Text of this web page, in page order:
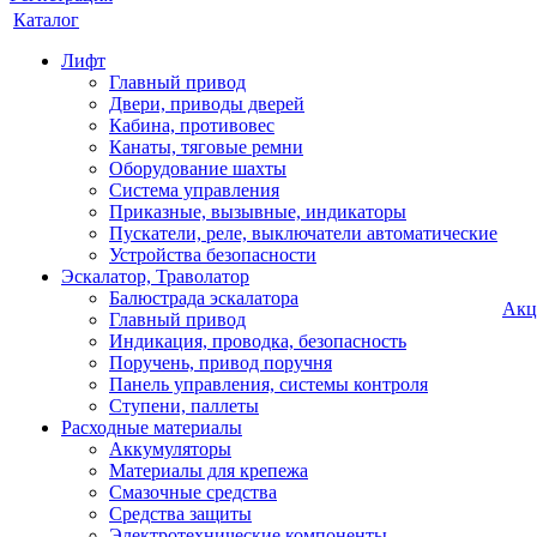
Каталог
Лифт
Главный привод
Двери, приводы дверей
Кабина, противовес
Канаты, тяговые ремни
Оборудование шахты
Система управления
Приказные, вызывные, индикаторы
Пускатели, реле, выключатели автоматические
Устройства безопасности
Эскалатор, Траволатор
Балюстрада эскалатора
Главный привод
Индикация, проводка, безопасность
Поручень, привод поручня
Панель управления, системы контроля
Ступени, паллеты
Расходные материалы
Аккумуляторы
Материалы для крепежа
Смазочные средства
Средства защиты